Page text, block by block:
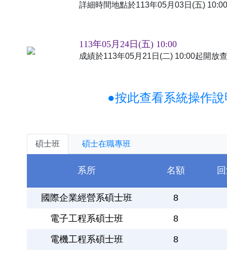
詳細時間地點於113年05月03日(五)
113年05月24日(五) 10:00
成績於113年05月21日(二) 10:00起開放
●按此查看系統操作
碩士班 碩士在職專班
系所 名額
國際企業經營系碩士班 8
電子工程系碩士班 8
電機工程系碩士班 8